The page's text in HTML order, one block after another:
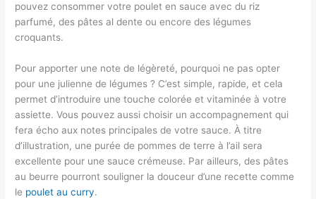
pouvez consommer votre poulet en sauce avec du riz
parfumé, des pâtes al dente ou encore des légumes
croquants.
Pour apporter une note de légèreté, pourquoi ne pas opter
pour une julienne de légumes ? C’est simple, rapide, et cela
permet d’introduire une touche colorée et vitaminée à votre
assiette. Vous pouvez aussi choisir un accompagnement qui
fera écho aux notes principales de votre sauce. À titre
d’illustration, une purée de pommes de terre à l’ail sera
excellente pour une sauce crémeuse. Par ailleurs, des pâtes
au beurre pourront souligner la douceur d’une recette comme
le poulet au curry.